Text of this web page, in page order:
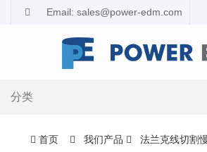
Email: sales@power-edm.com
分类
首页 我们产品 法兰克线切割